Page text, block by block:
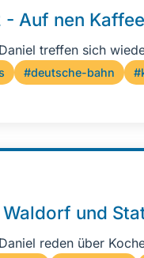
- Auf nen
treffen sich
#deutsche-bahn
und
reden über